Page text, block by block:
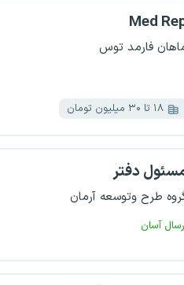
Med
فارمد توس
۱۸ تا ۳۰ میلیون تومان
دفتر
طرح وتوسعه آرمان
آسان